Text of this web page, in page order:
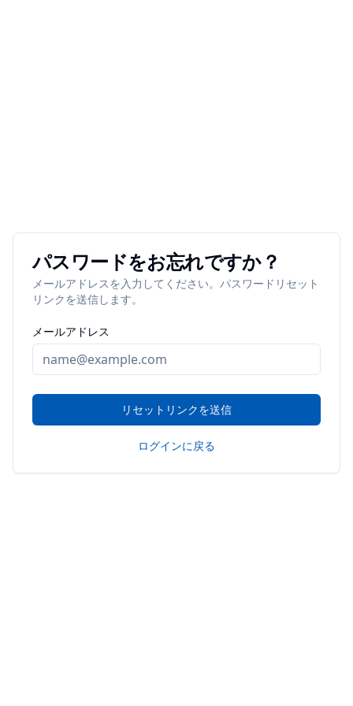
パスワードをお忘れですか？
メールアドレスを入力してください。パスワードリセット
リンクを送信します。
メールアドレス
リセットリンクを送信
ログインに戻る